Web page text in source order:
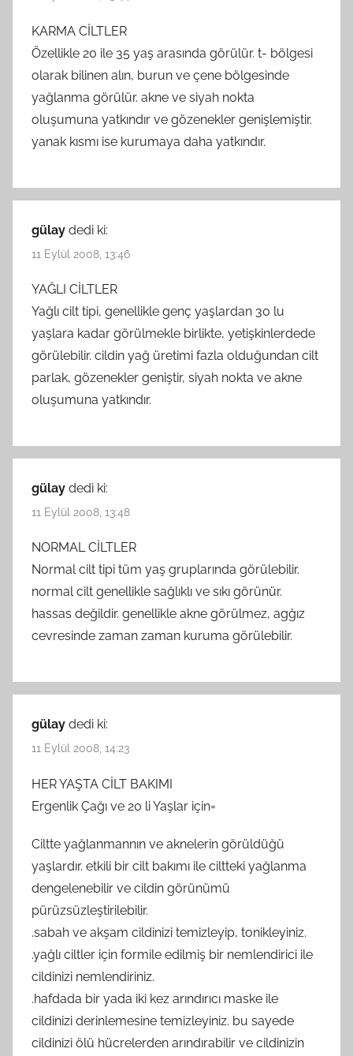
KARMA CİLTLER
Özellikle 20 ile 35 yaş arasında görülür. t- bölgesi
olarak bilinen alın, burun ve çene bölgesinde
yağlanma görülür. akne ve siyah nokta
oluşumuna yatkındır ve gözenekler genişlemiştir.
yanak kısmı ise kurumaya daha yatkındır.
gülay dedi ki:
11 Eylül 2008, 13:46
YAĞLI CİLTLER
Yağlı cilt tipi, genellikle genç yaşlardan 30 lu
yaşlara kadar görülmekle birlikte, yetişkinlerdede
görülebilir. cildin yağ üretimi fazla olduğundan cilt
parlak, gözenekler geniştir, siyah nokta ve akne
oluşumuna yatkındır.
gülay dedi ki:
11 Eylül 2008, 13:48
NORMAL CİLTLER
Normal cilt tipi tüm yaş gruplarında görülebilir.
normal cilt genellikle sağlıklı ve sıkı görünür.
hassas değildir. genellikle akne görülmez, agğız
cevresinde zaman zaman kuruma görülebilir.
gülay dedi ki:
11 Eylül 2008, 14:23
HER YAŞTA CİLT BAKIMI
Ergenlik Çağı ve 20 li Yaşlar için=
Ciltte yağlanmannın ve aknelerin görüldüğü
yaşlardır. etkili bir cilt bakımı ile ciltteki yağlanma
dengelenebilir ve cildin görünümü
pürüzsüzleştirilebilir.
.sabah ve akşam cildinizi temizleyip, tonikleyiniz.
.yağlı ciltler için formile edilmiş bir nemlendirici ile
cildinizi nemlendiriniz.
.hafdada bir yada iki kez arındırıcı maske ile
cildinizi derinlemesine temizleyiniz. bu sayede
cildinizi ölü hücrelerden arındırabilir ve cildinizin